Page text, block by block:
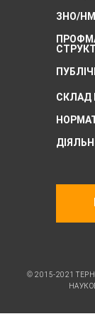
СКЛАД
ЗНО/
© 2015-2021